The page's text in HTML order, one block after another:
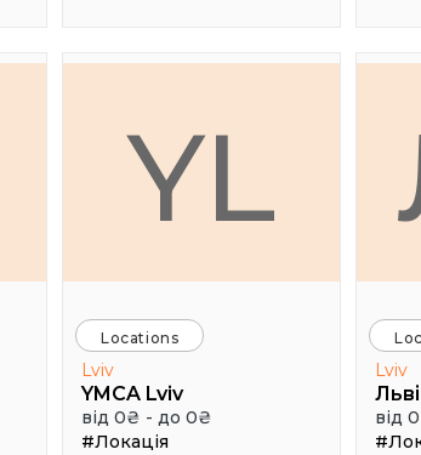
YL
Locations
Lviv
YMCA Lviv
від 0₴ - до 0₴
#Локація
Lviv
від